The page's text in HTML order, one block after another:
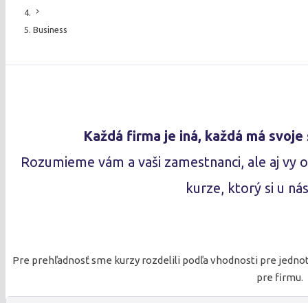
chevron_right
Business
Každá firma je iná, každá má
Rozumieme vám a vaši zamestnanci, ale aj
kurze, ktorý si u
Pre prehľadnosť sme kurzy rozdelili podľa vhodnosti pre
pre firmu.